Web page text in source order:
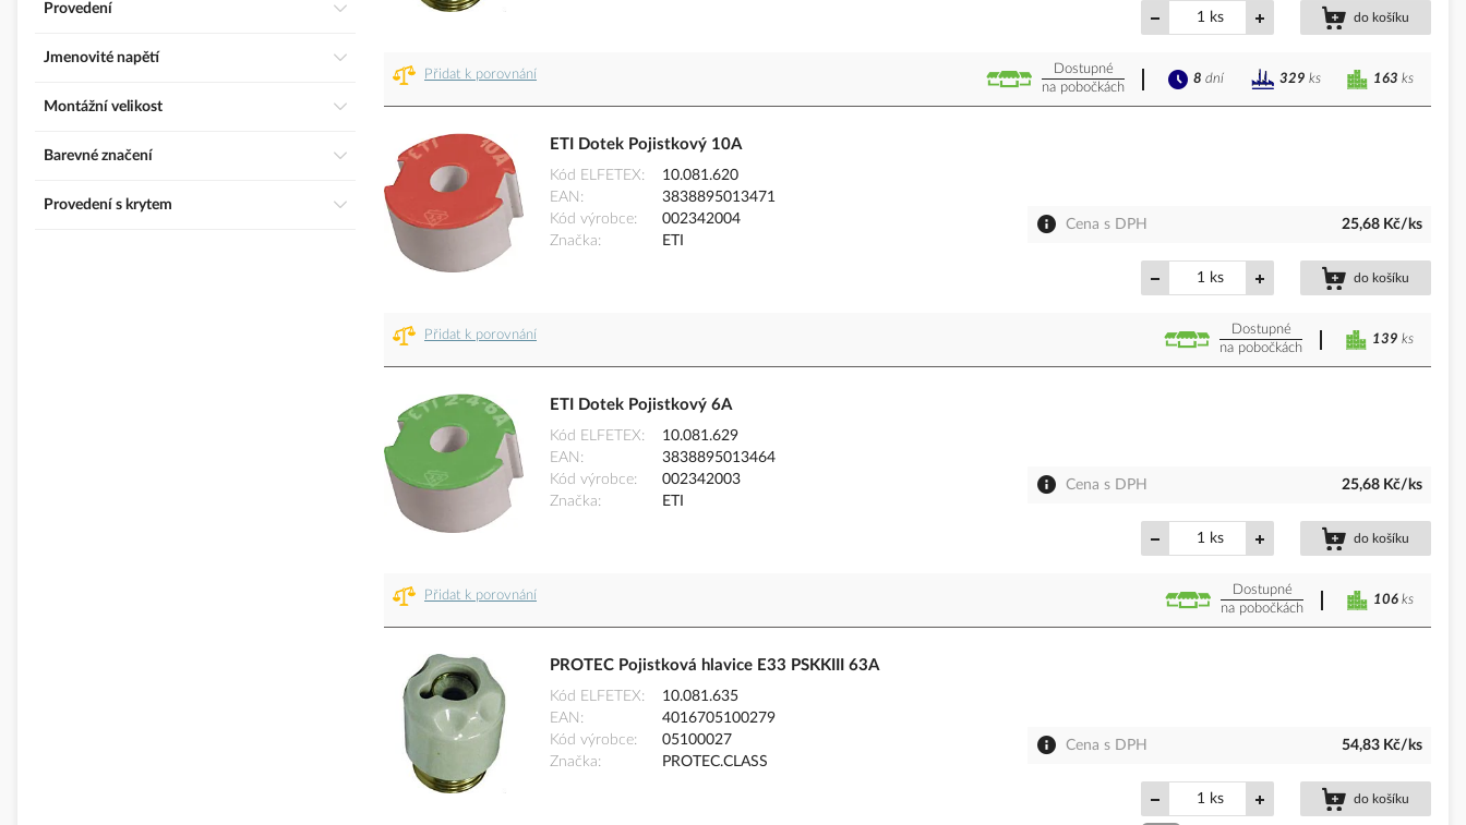
ks do košíku
Přidat k porovnání
Dostupné
na pobočkách
163 ks
8 dní 329 ks
ETI Dotek Pojistkový 10A
Kód ELFETEX
10.081.620
EAN
3838895013471
Kód výrobce
002342004
Značka
ETI
Cena s DPH 25,68 Kč/ks
ks do košíku
Přidat k porovnání
Dostupné
na pobočkách
139 ks
ETI Dotek Pojistkový 6A
Kód ELFETEX
10.081.629
EAN
3838895013464
Kód výrobce
002342003
Značka
ETI
Cena s DPH 25,68 Kč/ks
ks do košíku
Přidat k porovnání
Dostupné
na pobočkách
106 ks
PROTEC Pojistková hlavice E33 PSKKIII 63A
Kód ELFETEX
10.081.635
EAN
4016705100279
Kód výrobce
05100027
Značka
PROTEC.CLASS
Cena s DPH 54,83 Kč/ks
ks do košíku
Provedení
Jmenovité napětí
Montážní velikost
Barevné značení
Provedení s krytem